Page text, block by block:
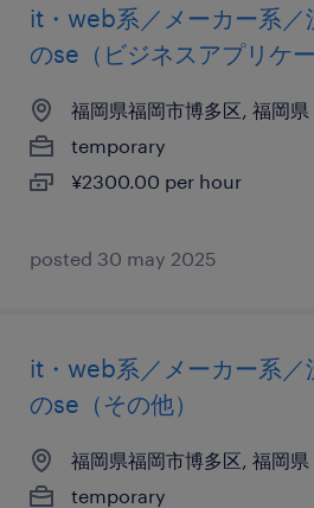
it・web系／メーカー系／
のse（ビジネスアプリケー
福岡県福岡市博多区, 福岡県
temporary
¥2300.00 per hour
posted 30 may 2025
it・web系／メーカー系／
のse（その他）
福岡県福岡市博多区, 福岡県
temporary